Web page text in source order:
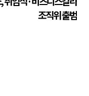
조직위 출범